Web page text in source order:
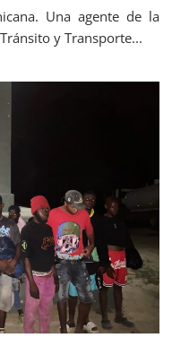
Una agente de la
y Transporte...